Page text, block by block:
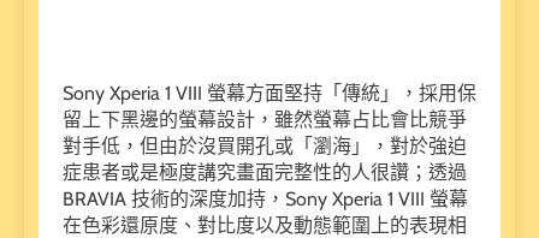
Sony Xperia 1 VIII 螢幕方面堅持「傳統」，採用保
留上下黑邊的螢幕設計，雖然螢幕占比會比競爭
對手低，但由於沒買開孔或「瀏海」，對於強迫
症患者或是極度講究畫面完整性的人很讚；透過
BRAVIA 技術的深度加持，Sony Xperia 1 VIII 螢幕
在色彩還原度、對比度以及動態範圍上的表現相